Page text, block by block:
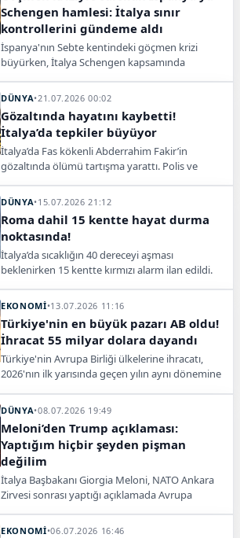
Schengen hamlesi: İtalya sınır
kontrollerini gündeme aldı
İspanya'nın Sebte kentindeki göçmen krizi
büyürken, İtalya Schengen kapsamında
kaybı 57'ye yükseldi.
DÜNYA•21.07.2026 00:02
Gözaltında hayatını kaybetti!
İtalya’da tepkiler büyüyor
İtalya’da Fas kökenli Abderrahim Fakir’in
gözaltında ölümü tartışma yarattı. Polis ve
başlatıldı.
DÜNYA•15.07.2026 21:12
Roma dahil 15 kentte hayat durma
noktasında!
İtalya’da sıcaklığın 40 dereceyi aşması
beklenirken 15 kentte kırmızı alarm ilan edildi.
yangınlarıyla mücadele sürüyor.
EKONOMİ•13.07.2026 11:16
Türkiye'nin en büyük pazarı AB oldu!
İhracat 55 milyar dolara dayandı
Türkiye'nin Avrupa Birliği ülkelerine ihracatı,
2026'nın ilk yarısında geçen yılın aynı dönemine
dolara yükseldi. Almanya en fazla ihracat
sıradaki yerini korudu.
DÜNYA•08.07.2026 19:49
Meloni’den Trump açıklaması:
Yaptığım hiçbir şeyden pişman
değilim
İtalya Başbakanı Giorgia Meloni, NATO Ankara
Zirvesi sonrası yaptığı açıklamada Avrupa
değindi.
EKONOMİ•06.07.2026 16:46